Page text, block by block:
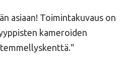
asiaan! Toimintakuvaus on
kameroiden